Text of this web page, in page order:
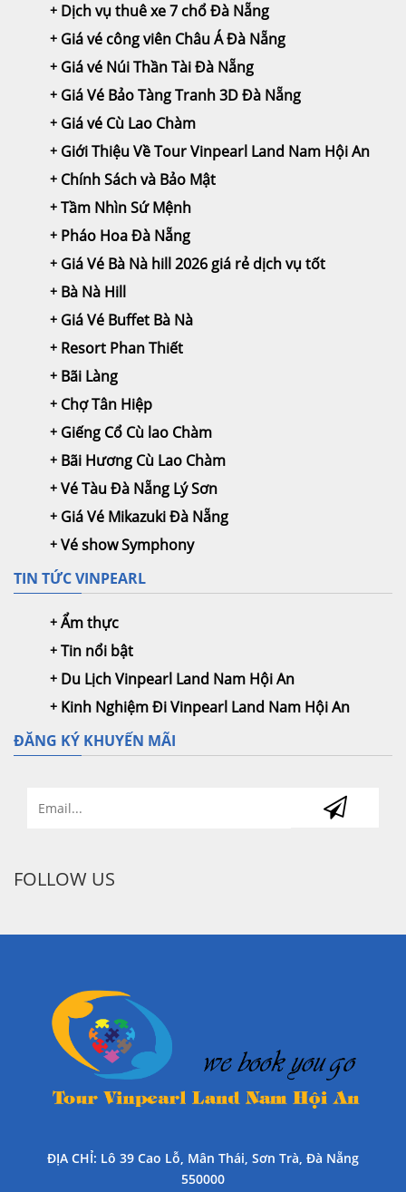
Dịch vụ thuê xe 7 chổ Đà Nẵng
Giá vé công viên Châu Á Đà Nẵng
Giá vé Núi Thần Tài Đà Nẵng
Giá Vé Bảo Tàng Tranh 3D Đà Nẵng
Giá vé Cù Lao Chàm
Giới Thiệu Về Tour Vinpearl Land Nam Hội An
Chính Sách và Bảo Mật
Tầm Nhìn Sứ Mệnh
Pháo Hoa Đà Nẵng
Giá Vé Bà Nà hill 2026 giá rẻ dịch vụ tốt
Bà Nà Hill
Giá Vé Buffet Bà Nà
Resort Phan Thiết
Bãi Làng
Chợ Tân Hiệp
Giếng Cổ Cù lao Chàm
Bãi Hương Cù Lao Chàm
Vé Tàu Đà Nẵng Lý Sơn
Giá Vé Mikazuki Đà Nẵng
Vé show Symphony
TIN TỨC VINPEARL
Ẩm thực
Tin nổi bật
Du Lịch Vinpearl Land Nam Hội An
Kinh Nghiệm Đi Vinpearl Land Nam Hội An
ĐĂNG KÝ KHUYẾN MÃI
FOLLOW US
ĐỊA CHỈ: Lô 39 Cao Lỗ, Mân Thái, Sơn Trà, Đà Nẵng
550000